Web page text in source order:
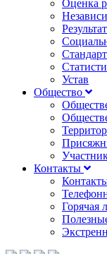
Оценка
Устав
Общество
Контакты
Горячая